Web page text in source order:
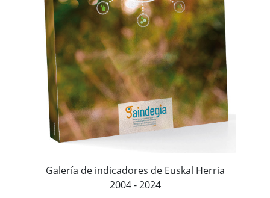
Galería de indicadores de Euskal Herria
2004 - 2024